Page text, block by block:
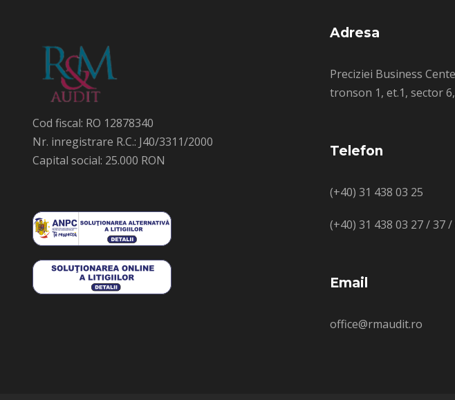
Cod fiscal: RO 12878340
Nr. inregistrare R.C.: J40/3311/2000
Capital social: 25.000 RON
Adresa
Preciziei Business
tronson 1, et.1, sector
Telefon
(+40) 31 438 03 25
(+40) 31 438 03 27 / 37 /
Email
office@rmaudit.ro